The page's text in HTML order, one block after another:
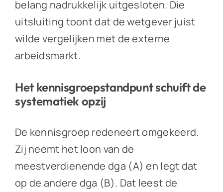
belang nadrukkelijk uitgesloten. Die
uitsluiting toont dat de wetgever juist
wilde vergelijken met de externe
arbeidsmarkt.
Het kennisgroepstandpunt schuift de
systematiek opzij
De kennisgroep redeneert omgekeerd.
Zij neemt het loon van de
meestverdienende dga (A) en legt dat
op de andere dga (B). Dat leest de